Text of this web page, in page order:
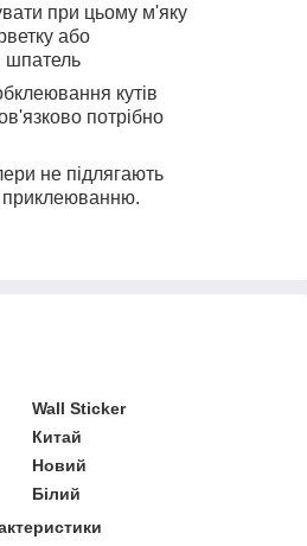
при цьому м'яку
або
шпатель
кутів
потрібно
не підлягають
Wall Sticker
Китай
Новий
Білий